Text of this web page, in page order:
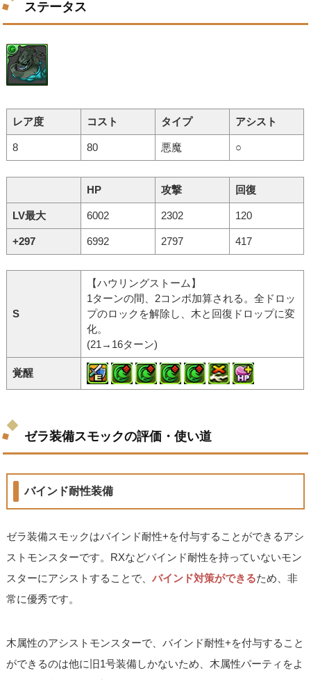
ステータス
レア度 コスト タイプ アシスト
8 80 悪魔 ○
HP 攻撃 回復
LV最大 6002 2302 120
+297 6992 2797 417
S
【ハウリングストーム】
1ターンの間、2コンボ加算される。全ドロッ
プのロックを解除し、木と回復ドロップに変
化。
(21→16ターン)
覚醒
ゼラ装備スモックの評価・使い道
バインド耐性装備
ゼラ装備スモックはバインド耐性+を付与することができるアシ
ストモンスターです。RXなどバインド耐性を持っていないモン
スターにアシストすることで、バインド対策ができるため、非
常に優秀です。
木属性のアシストモンスターで、バインド耐性+を付与すること
ができるのは他に旧1号装備しかないため、木属性パーティをよ